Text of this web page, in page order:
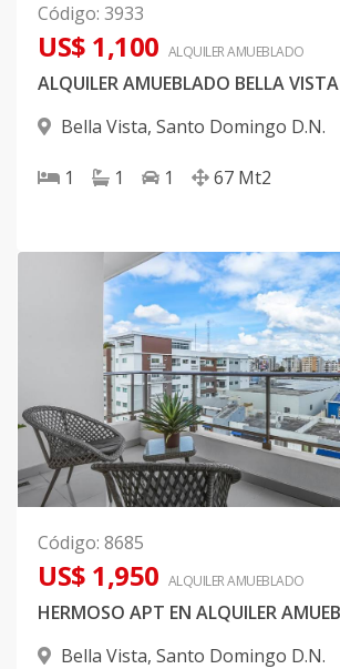
Código: 3933
US$ 1,100 ALQUILERAMUEBLADO
ALQUILER AMUEBLADO BELLA VISTA
Bella Vista, Santo Domingo D.N.
1 1 1 67 Mt2
Código: 8685
US$ 1,950 ALQUILERAMUEBLADO
Bella Vista, Santo Domingo D.N.